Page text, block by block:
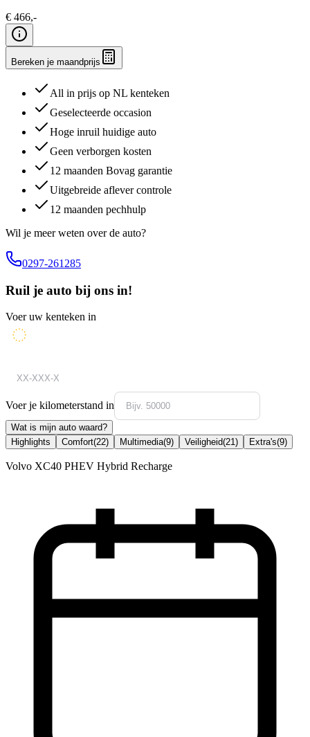
€ 466,-
Bereken je maandprijs
All in prijs op NL kenteken
Geselecteerde occasion
Hoge inruil huidige auto
Geen verborgen kosten
12 maanden Bovag garantie
Uitgebreide aflever controle
12 maanden pechhulp
Wil je meer weten over de auto?
0297-261285
Ruil je auto bij ons in!
Voer uw kenteken in
Voer je kilometerstand in
Wat is mijn auto waard?
Highlights
Comfort(22) Multimedia(9) Veiligheid(21) Extra's(9)
Volvo XC40 PHEV Hybrid Recharge